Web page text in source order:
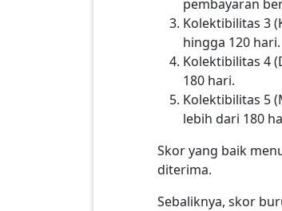
pembayaran
Kolektibilitas 3
hingga 120 hari.
Kolektibilitas 4
180 hari.
Kolektibilitas 5
lebih dari 180
Skor yang baik
diterima.
Sebaliknya, skor